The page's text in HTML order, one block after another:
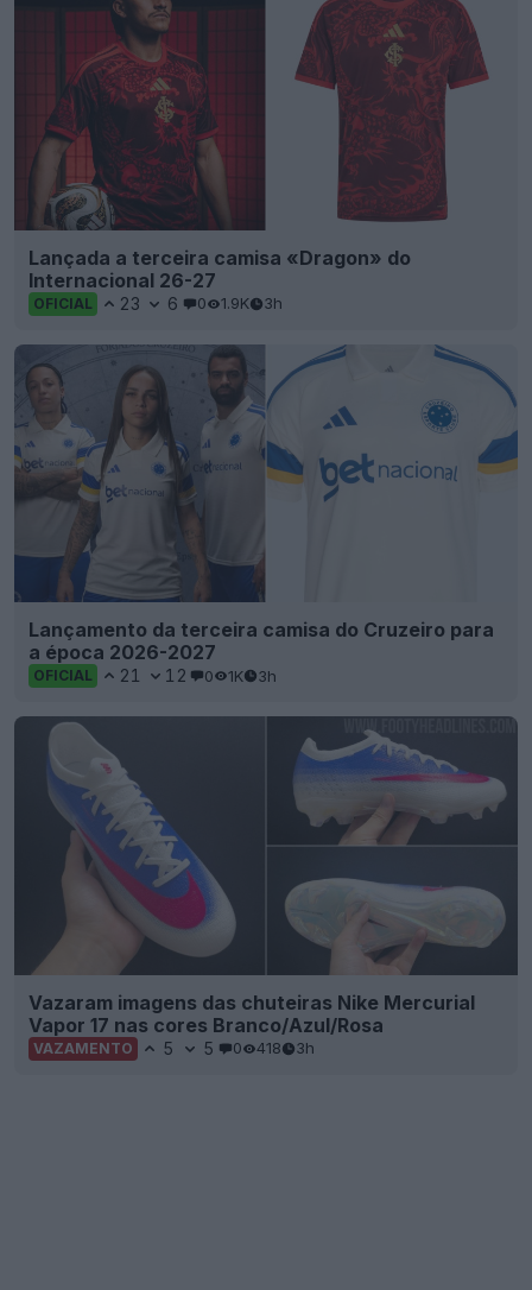
Lançada a terceira camisa «Dragon» do
Internacional 26-27
OFICIAL 23 6 0 1.9K 3h
Lançamento da terceira camisa do Cruzeiro para
a época 2026-2027
OFICIAL 21 12 0 1K 3h
Vazaram imagens das chuteiras Nike Mercurial
Vapor 17 nas cores Branco/Azul/Rosa
VAZAMENTO 5 5 0 418 3h